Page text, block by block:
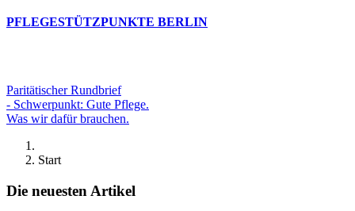
PFLEGESTÜTZPUNKTE BERLIN
Paritätischer Rundbrief
- Schwerpunkt: Gute Pflege.
Was wir dafür brauchen.
Start
Die neuesten Artikel